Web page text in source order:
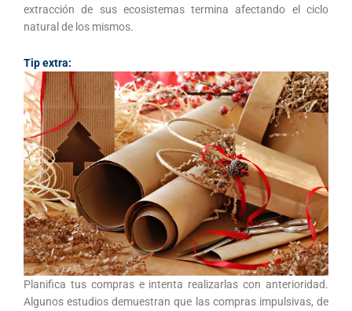
extracción de sus ecosistemas termina afectando el ciclo
natural de los mismos.
Tip extra:
Planifica tus compras e intenta realizarlas con anterioridad.
Algunos estudios demuestran que las compras impulsivas, de